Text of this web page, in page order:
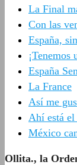
La Final
Con las
España,
¡Tenemos
España
La France
Así me
Ahí está el
México
Ollita., la